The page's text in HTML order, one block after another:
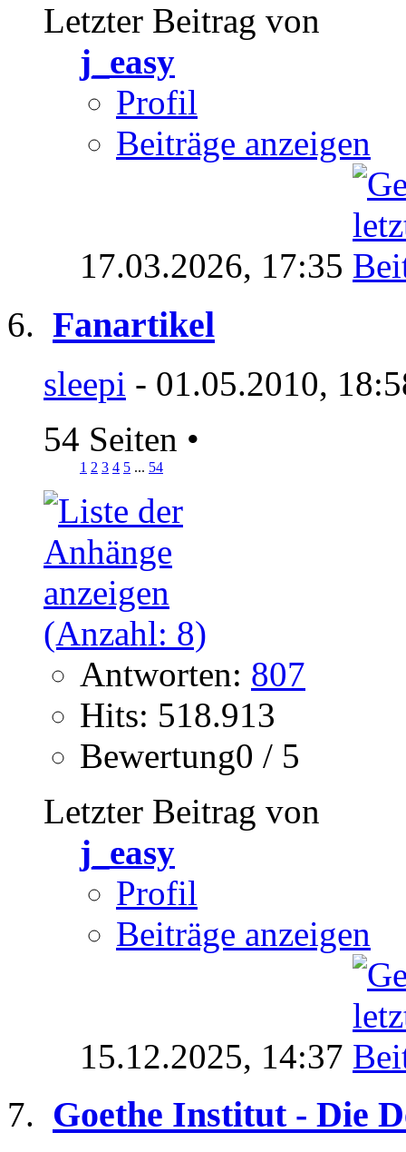
Letzter Beitrag von
j_easy
Profil
Beiträge anzeigen
17.03.2026, 17:35
Fanartikel
sleepi - 01.05.2010,
54 Seiten •
1 2 3 4 5 ... 54
Antworten: 807
Hits: 518.913
Bewertung0 / 5
Letzter Beitrag von
j_easy
Profil
Beiträge anzeigen
15.12.2025, 14:37
Goethe Institut - Die